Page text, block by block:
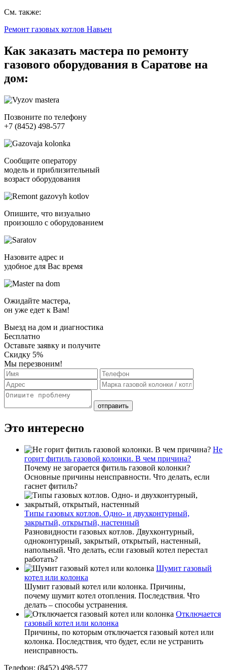
См. также:
Ремонт газовых котлов Навьен
Как заказать мастера по ремонту
газового оборудования в Саратове на
дом:
Позвоните по телефону
+7 (8452) 498-577
Сообщите оператору
модель и приблизительный
возраст оборудования
Опишите, что визуально
произошло с оборудованием
Назовите адрес и
удобное для Вас время
Ожидайте мастера,
он уже едет к Вам!
Выезд на дом и диагностика
Бесплатно
Оставьте заявку и получите
Скидку 5%
Мы перезвоним!
Это интересно
Не
горит фитиль газовой колонки. В чем причина?
Почему не загорается фитиль газовой колонки?
Основные причины неисправности. Что делать, если
гаснет фитиль?
Типы газовых котлов. Одно- и двухконтурный,
закрытый, открытый, настенный
Разновидности газовых котлов. Двухконтурный,
одноконтурный, закрытый, открытый, настенный,
напольный. Что делать, если газовый котел перестал
работать?
Шумит газовый
котел или колонка
Шумит газовый котел или колонка. Причины,
почему шумит котел отопления. Последствия. Что
делать – способы устранения.
Отключается
газовый котел или колонка
Причины, по которым отключается газовый котел или
колонка. Последствия, что будет, если не устранить
неисправность.
Телефон: (8452) 498-577